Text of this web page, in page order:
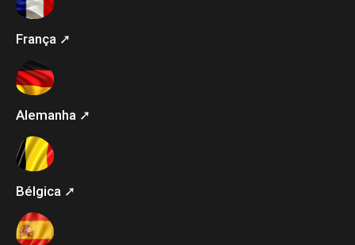
França ➚
Alemanha ➚
Bélgica ➚